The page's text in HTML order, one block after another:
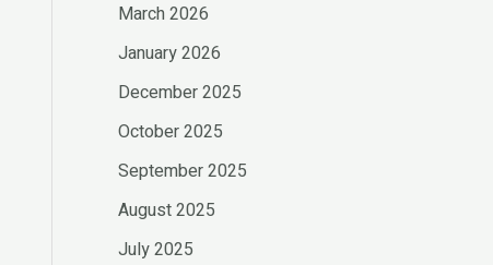
March 2026
January 2026
December 2025
October 2025
September 2025
August 2025
July 2025